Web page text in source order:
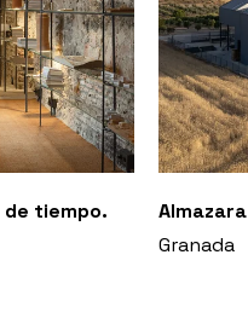
de tiempo.
Granada